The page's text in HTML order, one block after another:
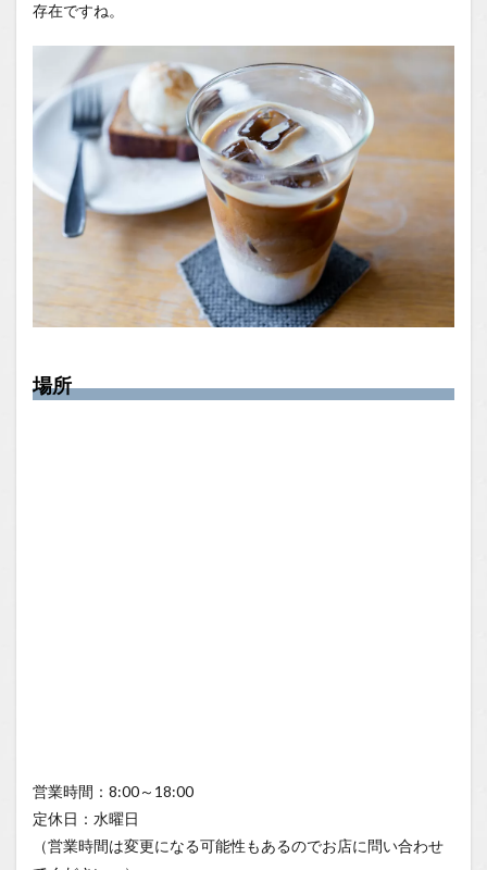
存在ですね。
場所
営業時間：8:00～18:00
定休日：水曜日
（営業時間は変更になる可能性もあるのでお店に問い合わせ